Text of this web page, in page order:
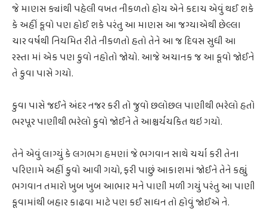
જે માણસ ક્યાંથી પહેલી વખત નીકળતો હોય એને કદાચ એવું થઈ શકે
કે અહીં કૂવો પણ હોઈ શકે પરંતુ આ માણસ આ જગ્યાએથી છેલ્લા
ચાર વર્ષથી નિયમિત રીતે નીકળતો હતો તેને આ જ દિવસ સુધી આ
રસ્તા માં એક પણ કુવો નહોતો જોયો. આજે અચાનક જ આ કૂવો જોઈને
તે કુવા પાસે ગયો.
કુવા પાસે જઈને અંદર નજર કરી તો જુવો છલોછલ પાણીથી ભરેલો હતો
ભરપૂર પાણીથી ભરેલો કુવો જોઈને તે આશ્ચર્યચકિત થઇ ગયો.
તેને એવું લાગ્યું કે લગભગ હમણાં જે ભગવાન સાથે ચર્ચા કરી તેના
પરિણામે અહીં કુવો આવી ગયો, ફરી પાછું આકાશમાં જોઈને તેને કહ્યું
ભગવાન તમારો ખુબ ખુબ આભાર મને પાણી મળી ગયું પરંતુ આ પાણી
કૂવામાંથી બહાર કાઢવા માટે પણ કઈ સાધન તો હોવું જોઈએ ને.